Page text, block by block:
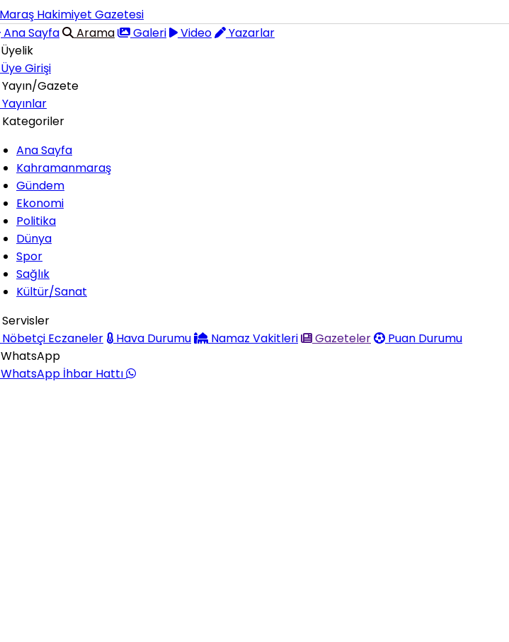
Ana Sayfa Arama Galeri Video
Yazarlar
Üyelik
Üye Girişi
Yayın/Gazete
Yayınlar
Kategoriler
Ana Sayfa
Kahramanmaraş
Gündem
Ekonomi
Politika
Dünya
Spor
Sağlık
Kültür/Sanat
Servisler
Nöbetçi Eczaneler
Hava Durumu Namaz Vakitleri Gazeteler
Puan Durumu
WhatsApp
WhatsApp İhbar Hattı